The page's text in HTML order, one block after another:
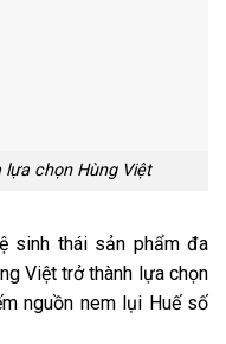
chọn Hùng Việt
sinh thái sản phẩm đa
Việt trở thành lựa chọn
nguồn nem lụi Huế số